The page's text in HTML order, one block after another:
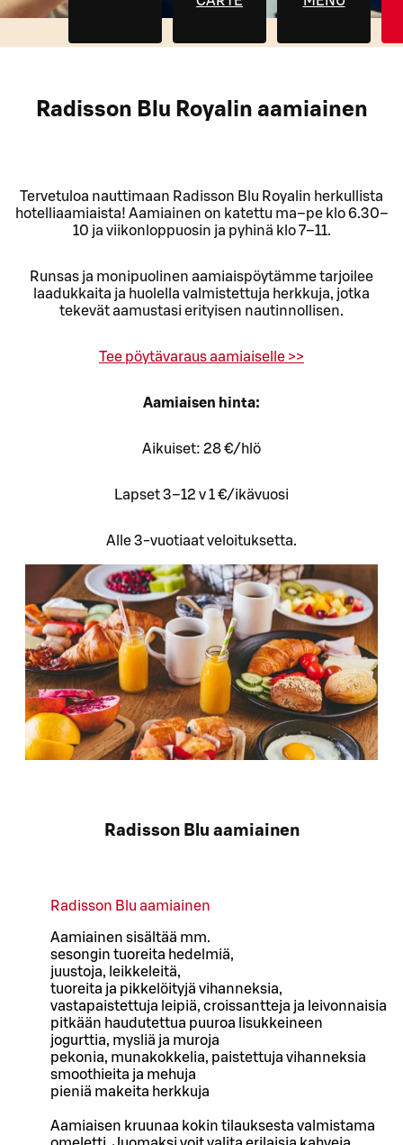
Radisson Blu Royalin aamiainen
Tervetuloa nauttimaan Radisson Blu Royalin herkullista
hotelliaamiaista! Aamiainen on katettu ma–pe klo 6.30–
10 ja viikonloppuosin ja pyhinä klo 7–11.
Runsas ja monipuolinen aamiaispöytämme tarjoilee
laadukkaita ja huolella valmistettuja herkkuja, jotka
tekevät aamustasi erityisen nautinnollisen.
Tee pöytävaraus aamiaiselle >>
Aamiaisen hinta:
Aikuiset: 28 €/hlö
Lapset 3–12 v 1 €/ikävuosi
Alle 3-vuotiaat veloituksetta.
Radisson Blu aamiainen
Radisson Blu aamiainen
Aamiainen sisältää mm.
sesongin tuoreita hedelmiä,
juustoja, leikkeleitä,
tuoreita ja pikkelöityjä vihanneksia,
vastapaistettuja leipiä, croissantteja ja leivonnaisia
pitkään haudutettua puuroa lisukkeineen
jogurttia, mysliä ja muroja
pekonia, munakokkelia, paistettuja vihanneksia
smoothieita ja mehuja
pieniä makeita herkkuja
Aamiaisen kruunaa kokin tilauksesta valmistama